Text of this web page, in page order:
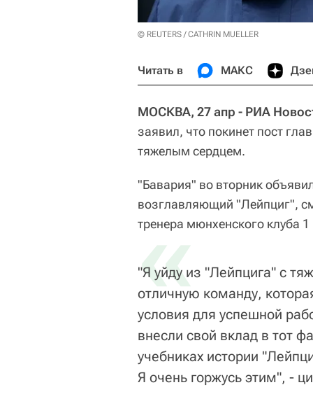
© REUTERS / CATHRIN MUELLER
Читать в МАКС
МОСКВА, 27 апр - РИА
заявил, что покинет пост
тяжелым сердцем.
"Бавария" во вторник
возглавляющий "Лейпциг",
тренера мюнхенского клуба
«
"Я уйду из "Лейпцига" с
отличную команду,
условия для успешной
внесли свой вклад в тот
учебниках истории
Я очень горжусь этим", -